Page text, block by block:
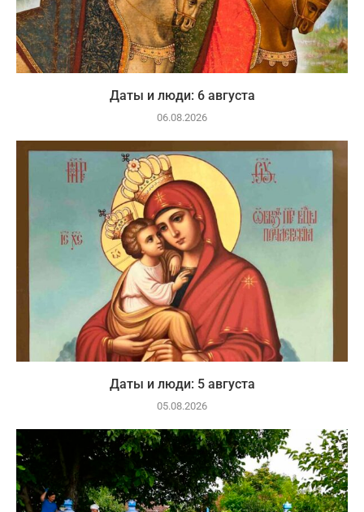
Даты и люди: 6 августа
06.08.2026
Даты и люди: 5 августа
05.08.2026